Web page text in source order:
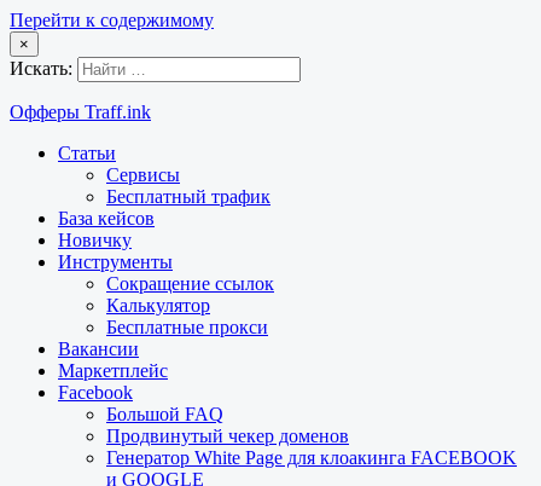
Перейти к содержимому
×
Искать:
Офферы Traff.ink
Статьи
Сервисы
Бесплатный трафик
База кейсов
Новичку
Инструменты
Сокращение ссылок
Калькулятор
Бесплатные прокси
Вакансии
Маркетплейс
Facebook
Большой FAQ
Продвинутый чекер доменов
Генератор White Page для клоакинга FACEBOOK
и GOOGLE